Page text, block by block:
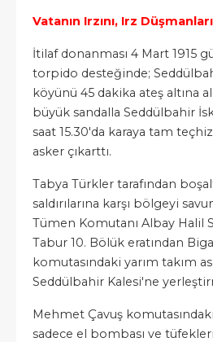
Vatanın Irzını, Irz
İtilaf donanması 4 Mart 1915
torpido desteğinde;
köyünü 45 dakika ateş altına
büyük sandalla Seddülbahir
saat 15.30'da karaya tam
asker çıkarttı.
Tabya Türkler tarafından
saldırılarına karşı bölgeyi
Tümen Komutanı Albay Halil
Tabur 10. Bölük eratından
komutasındaki yarım takım
Seddülbahir Kalesi'ne
Mehmet Çavuş
sadece el bombası ve tüfekleri